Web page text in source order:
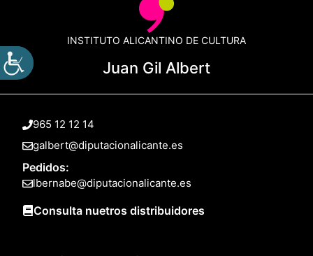
INSTITUTO ALICANTINO DE CULTURA
Juan Gil Albert
965 12 12 14
galbert@diputacionalicante.es
Pedidos:
lbernabe@diputacionalicante.es
Consulta nuetros distribuidores